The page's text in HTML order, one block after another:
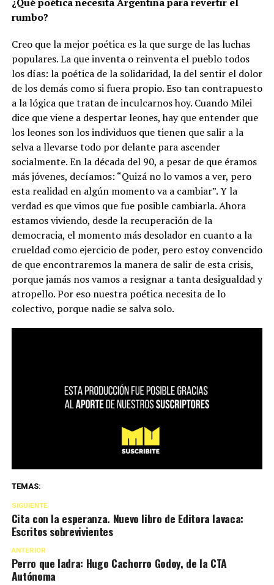
rumbo?
Creo que la mejor poética es la que surge de las luchas
populares. La que inventa o reinventa el pueblo todos
los días: la poética de la solidaridad, la del sentir el dolor
de los demás como si fuera propio. Eso tan contrapuesto
a la lógica que tratan de inculcarnos hoy. Cuando Milei
dice que viene a despertar leones, hay que entender que
los leones son los individuos que tienen que salir a la
selva a llevarse todo por delante para ascender
socialmente. En la década del 90, a pesar de que éramos
más jóvenes, decíamos: “Quizá no lo vamos a ver, pero
esta realidad en algún momento va a cambiar”. Y la
verdad es que vimos que fue posible cambiarla. Ahora
estamos viviendo, desde la recuperación de la
democracia, el momento más desolador en cuanto a la
crueldad como ejercicio de poder, pero estoy convencido
de que encontraremos la manera de salir de esta crisis,
porque jamás nos vamos a resignar a tanta desigualdad y
atropello. Por eso nuestra poética necesita de lo
colectivo, porque nadie se salva solo.
TEMAS:
SIGUIENTE
Cita con la esperanza. Nuevo libro de Editora lavaca:
Escritos sobrevivientes
ANTERIOR
Perro que ladra: Hugo Cachorro Godoy, de la CTA
Autónoma